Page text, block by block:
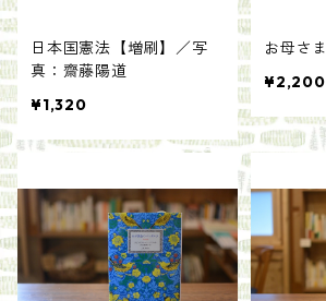
日本国憲法【増刷】／写
真：齋藤陽道
¥1,320
お母さま
¥2,200